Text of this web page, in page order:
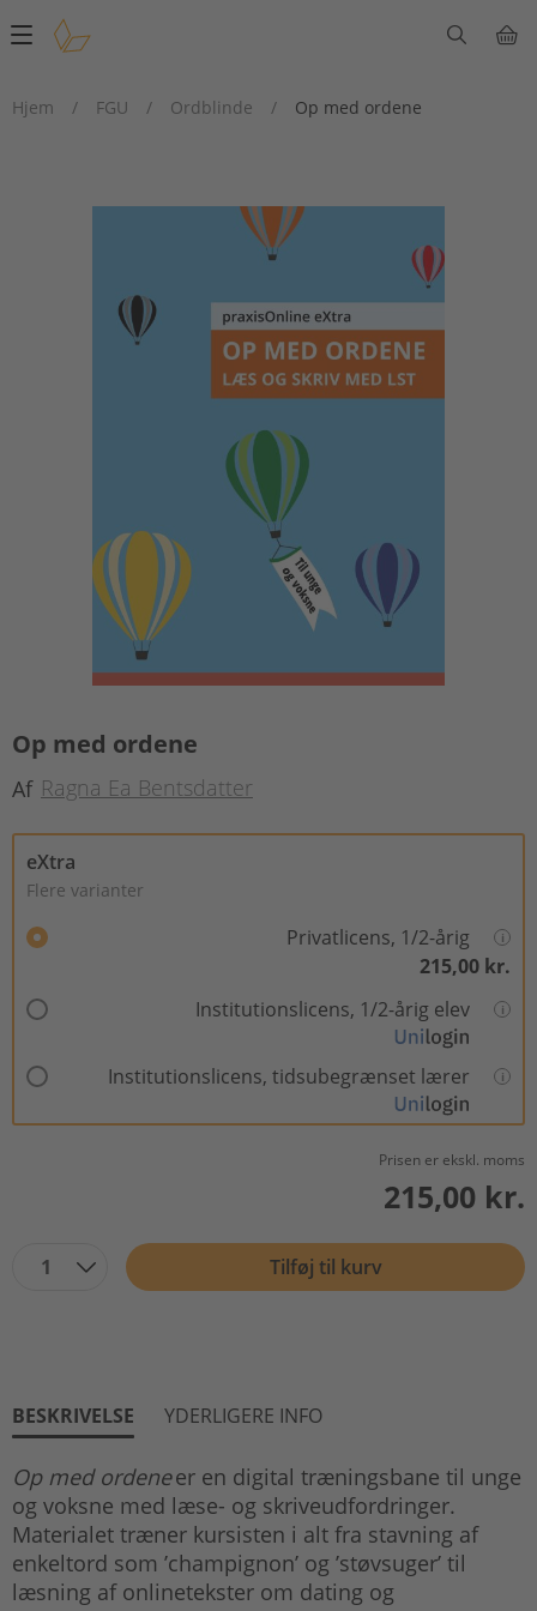
Main
Hjem
/ FGU / Ordblinde / Op med ordene
Op med ordene
Af Ragna Ea Bentsdatter
eXtra
Flere varianter
Privatlicens, 1/2-årig
215,00 kr.
Institutionslicens, 1/2-årig elev
Institutionslicens, tidsubegrænset lærer
Prisen er ekskl. moms
215,00 kr.
1 Tilføj til kurv
BESKRIVELSE YDERLIGERE INFO
Op med ordeneer en digital træningsbane til unge
og voksne med læse- og skriveudfordringer.
Materialet træner kursisten i alt fra stavning af
enkeltord som ’champignon’ og ’støvsuger’ til
læsning af onlinetekster om dating og